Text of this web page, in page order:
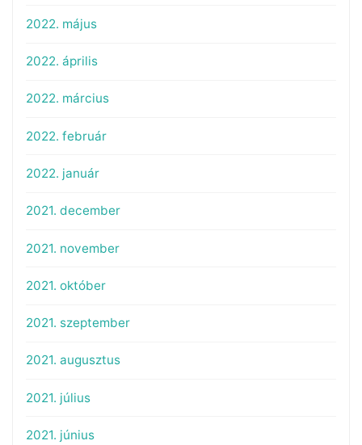
2022. május
2022. április
2022. március
2022. február
2022. január
2021. december
2021. november
2021. október
2021. szeptember
2021. augusztus
2021. július
2021. június